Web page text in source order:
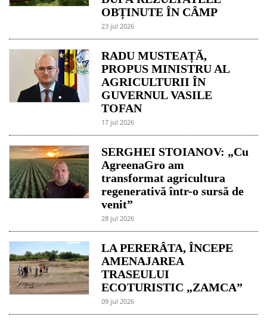
OBȚINUTE ÎN CÂMP
23 jul 2026
RADU MUSTEAȚĂ,
PROPUS MINISTRU AL
AGRICULTURII ÎN
GUVERNUL VASILE
TOFAN
17 jul 2026
SERGHEI STOIANOV: „Cu
AgreenaGro am
transformat agricultura
regenerativă într-o sursă de
venit”
28 jul 2026
LA PERERÂTA, ÎNCEPE
AMENAJAREA
TRASEULUI
ECOTURISTIC „ZAMCA”
09 jul 2026